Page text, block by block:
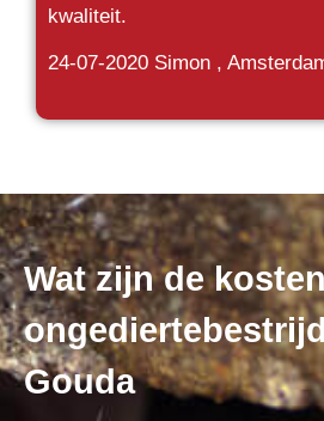
kwaliteit.
24-07-2020 Simon ,
Wat zijn de
Gouda